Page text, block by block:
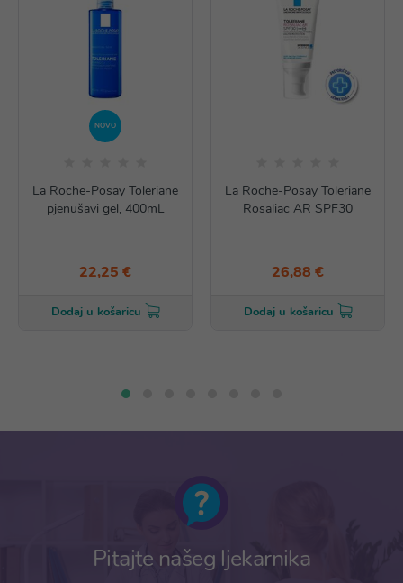
NOVO
La Roche-Posay Toleriane
pjenušavi gel, 400mL
22,25 €
Dodaj u košaricu
La Roche-Posay Toleriane
Rosaliac AR SPF30
26,88 €
Dodaj u košaricu
Pitajte našeg ljekarnika